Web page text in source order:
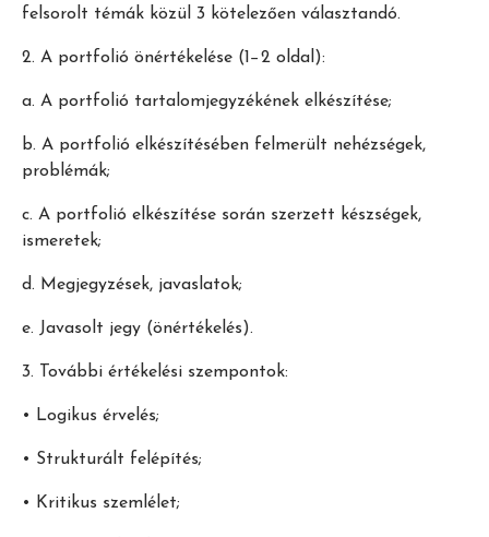
felsorolt témák közül 3 kötelezően választandó.
2. A portfolió önértékelése (1−2 oldal):
a. A portfolió tartalomjegyzékének elkészítése;
b. A portfolió elkészítésében felmerült nehézségek,
problémák;
c. A portfolió elkészítése során szerzett készségek,
ismeretek;
d. Megjegyzések, javaslatok;
e. Javasolt jegy (önértékelés).
3. További értékelési szempontok:
• Logikus érvelés;
• Strukturált felépítés;
• Kritikus szemlélet;